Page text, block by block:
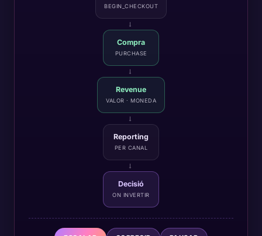
BEGIN_CHECKOUT
→
Compra
PURCHASE
→
Revenue
VALOR · MONEDA
→
Reporting
PER CANAL
→
Decisió
ON INVERTIR